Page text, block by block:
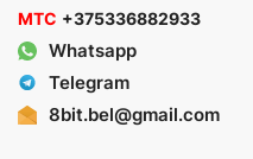
МТС +375336882933
Whatsapp
Telegram
8bit.bel@gmail.com